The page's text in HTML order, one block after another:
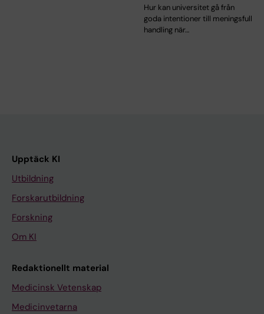
Hur kan universitet gå från
goda intentioner till meningsfull
handling när…
Upptäck KI
Utbildning
Forskarutbildning
Forskning
Om KI
Redaktionellt material
Medicinsk Vetenskap
Medicinvetarna